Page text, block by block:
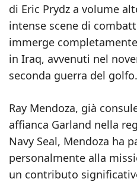
di Eric Prydz a volume
intense scene di
immerge
in Iraq, avvenuti nel
seconda guerra del golfo.
Ray Mendoza, già
affianca Garland nella
Navy Seal, Mendoza ha
personalmente alla
un contributo